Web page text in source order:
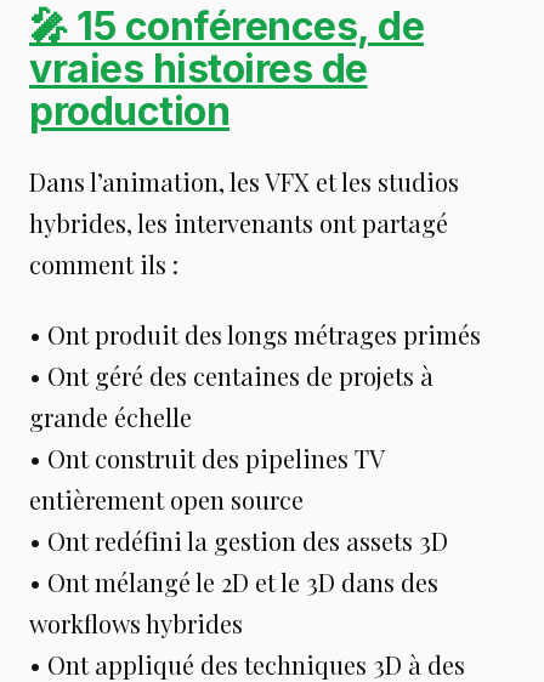
🎤 15 conférences, de
vraies histoires de
production
Dans l’animation, les VFX et les studios
hybrides, les intervenants ont partagé
comment ils :
• Ont produit des longs métrages primés
• Ont géré des centaines de projets à
grande échelle
• Ont construit des pipelines TV
entièrement open source
• Ont redéfini la gestion des assets 3D
• Ont mélangé le 2D et le 3D dans des
workflows hybrides
• Ont appliqué des techniques 3D à des